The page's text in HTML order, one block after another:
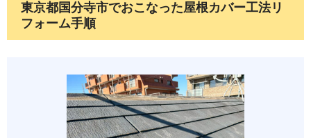
東京都国分寺市でおこなった屋根カバー工法リ
フォーム手順